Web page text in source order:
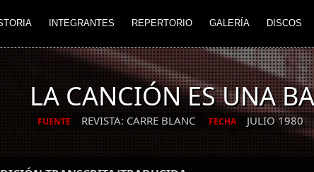
INTEGRANTES REPERTORIO GALERÍA DISCOS
LA CANCIÓN ES UNA
FUENTE REVISTA: CARRE BLANC FECHA JULIO 1980